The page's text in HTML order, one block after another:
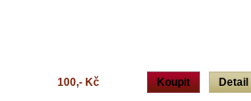
Koupit Detail
100,- Kč